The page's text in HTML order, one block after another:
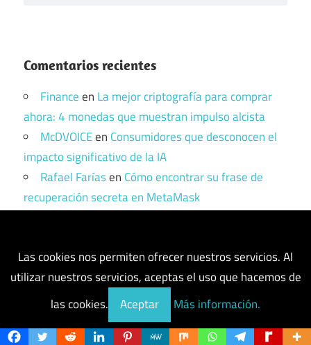
Comentarios recientes
Financeen La mejor criptografía para comprar
ahora: 4 monedas que muestran impulso alcista
McDVOICEen Consumidores que desconocen el
impacto significativo de la IA
Rafael Faríasen Cómo encontrar su frase de
recuperación secreta en MetaMask
Ignacio Mellado PeiroenGuía Exchange
Crypto.com CRO Token ¿Cómo comprar, usar y
operar?
Entradas recientes
Las cookies nos permiten ofrecer nuestros servicios. Al
utilizar nuestros servicios, aceptas el uso que hacemos de
las cookies.
Aceptar Más información.